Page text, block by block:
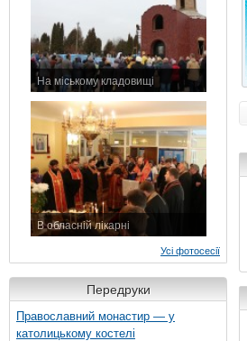
На міському кладовищі
В обласній лікарні
Усі фотосесії
Передруки
Православний монастир — у
католицькому костелі